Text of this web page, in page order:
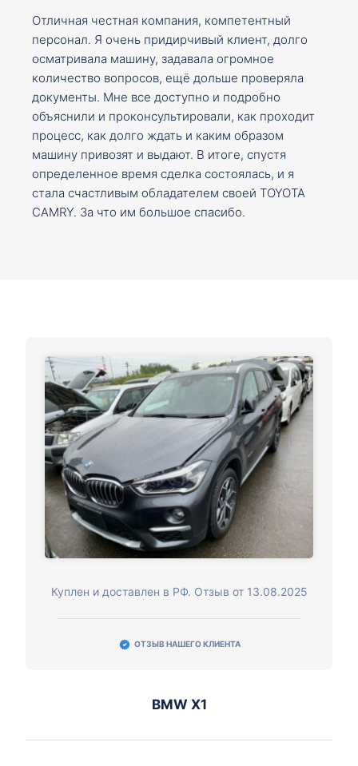
Отличная честная компания, компетентный
персонал. Я очень придирчивый клиент, долго
осматривала машину, задавала огромное
количество вопросов, ещё дольше проверяла
документы. Мне все доступно и подробно
объяснили и проконсультировали, как проходит
процесс, как долго ждать и каким образом
машину привозят и выдают. В итоге, спустя
определенное время сделка состоялась, и я
стала счастливым обладателем своей TOYOTA
CAMRY. За что им большое спасибо.
Куплен и доставлен в РФ. Отзыв от 13.08.2025
ОТЗЫВ НАШЕГО КЛИЕНТА
BMW X1